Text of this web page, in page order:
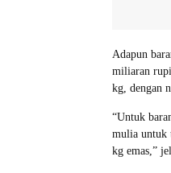
Adapun
miliaran
kg, dengan
“Untuk
mulia untuk
kg emas,”